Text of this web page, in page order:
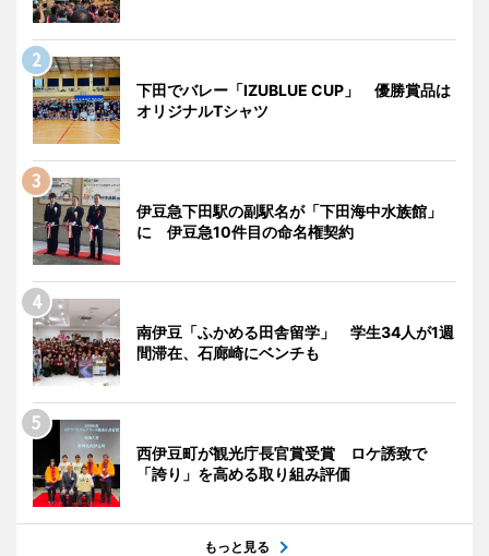
下田でバレー「IZUBLUE CUP」 優勝賞品は
オリジナルTシャツ
伊豆急下田駅の副駅名が「下田海中水族館」
に 伊豆急10件目の命名権契約
南伊豆「ふかめる田舎留学」 学生34人が1週
間滞在、石廊崎にベンチも
西伊豆町が観光庁長官賞受賞 ロケ誘致で
「誇り」を高める取り組み評価
もっと見る